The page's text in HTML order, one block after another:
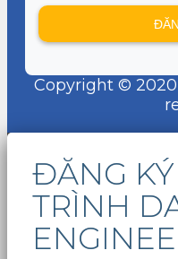
Copyright ©
ĐĂNG
TRÌNH